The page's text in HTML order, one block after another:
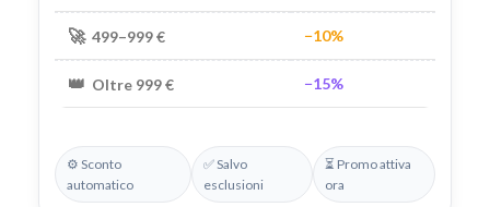
🚀 499–999 € −10%
👑 Oltre 999 € −15%
⚙️ Sconto
automatico
✅ Salvo
esclusioni
⏳ Promo attiva
ora